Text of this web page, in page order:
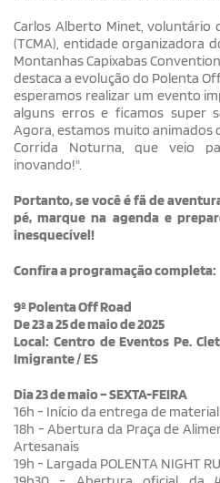
Carlos Alberto Minet, voluntário
(TCMA), entidade organizadora
Montanhas Capixabas
destaca a evolução do Polenta
esperamos realizar um evento
alguns erros e ficamos super
Agora, estamos muito animados
Corrida Noturna, que veio
inovando!".
Portanto, se você é fã de
pé, marque na agenda e
inesquecível!
Confira a programação completa:
9º Polenta Off Road
De 23 a 25 de maio de 2025
Local: Centro de Eventos Pe.
Imigrante / ES
Dia 23 de maio – SEXTA-FEIRA
16h - Início da entrega de
18h - Abertura da Praça de
Artesanais
19h - Largada POLENTA NIGHT